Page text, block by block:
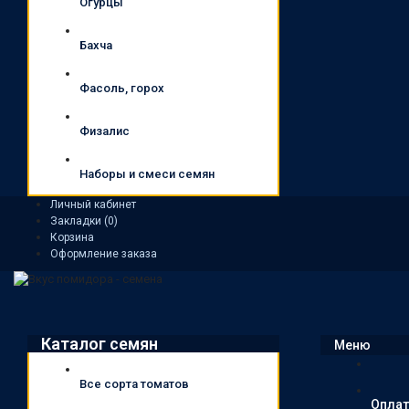
Бахча
Фасоль, горох
Физалис
Наборы и смеси семян
Личный кабинет
Закладки (0)
Корзина
Оформление заказа
Каталог семян
Все сорта томатов
Меню